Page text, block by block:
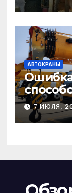
АВТОКРАНЫ
Ошибка
7 ИЮЛЯ,